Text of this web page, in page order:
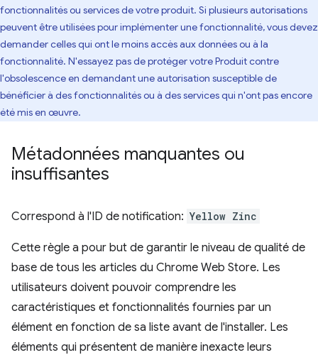
fonctionnalités ou services de votre produit. Si plusieurs autorisations
peuvent être utilisées pour implémenter une fonctionnalité, vous devez
demander celles qui ont le moins accès aux données ou à la
fonctionnalité. N'essayez pas de protéger votre Produit contre
l'obsolescence en demandant une autorisation susceptible de
bénéficier à des fonctionnalités ou à des services qui n'ont pas encore
été mis en œuvre.
Métadonnées manquantes ou
insuffisantes
Correspond à l'ID de notification: Yellow Zinc
Cette règle a pour but de garantir le niveau de qualité de
base de tous les articles du Chrome Web Store. Les
utilisateurs doivent pouvoir comprendre les
caractéristiques et fonctionnalités fournies par un
élément en fonction de sa liste avant de l'installer. Les
éléments qui présentent de manière inexacte leurs